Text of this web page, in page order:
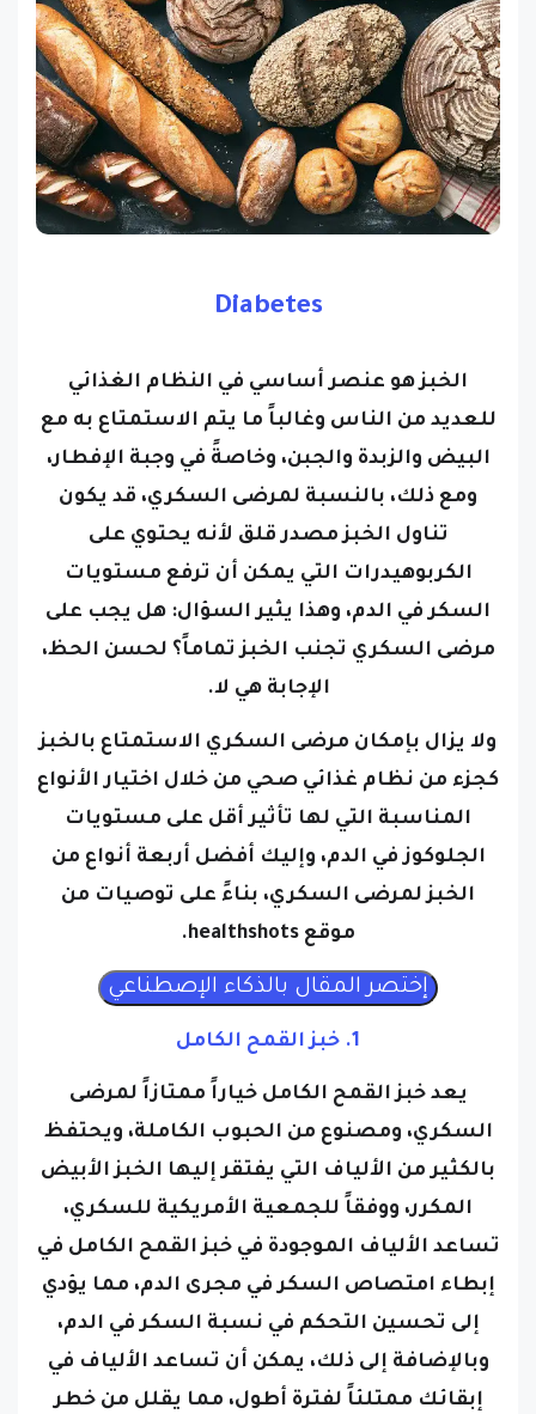
Diabetes
الخبز هو عنصر أساسي في النظام الغذائي
للعديد من الناس وغالباً ما يتم الاستمتاع به مع
البيض والزبدة والجبن، وخاصةً في وجبة الإفطار،
ومع ذلك، بالنسبة لمرضى السكري، قد يكون
تناول الخبز مصدر قلق لأنه يحتوي على
الكربوهيدرات التي يمكن أن ترفع مستويات
السكر في الدم، وهذا يثير السؤال: هل يجب على
مرضى السكري تجنب الخبز تماماً؟ لحسن الحظ،
الإجابة هي لا.
ولا يزال بإمكان مرضى السكري الاستمتاع بالخبز
كجزء من نظام غذائي صحي من خلال اختيار الأنواع
المناسبة التي لها تأثير أقل على مستويات
الجلوكوز في الدم، وإليك أفضل أربعة أنواع من
الخبز لمرضى السكري، بناءً على توصيات من
موقع healthshots.
1. خبز القمح الكامل
يعد خبز القمح الكامل خياراً ممتازاً لمرضى
السكري، ومصنوع من الحبوب الكاملة، ويحتفظ
بالكثير من الألياف التي يفتقر إليها الخبز الأبيض
المكرر، ووفقاً للجمعية الأمريكية للسكري،
تساعد الألياف الموجودة في خبز القمح الكامل في
إبطاء امتصاص السكر في مجرى الدم، مما يؤدي
إلى تحسين التحكم في نسبة السكر في الدم،
وبالإضافة إلى ذلك، يمكن أن تساعد الألياف في
إبقائك ممتلئاً لفترة أطول، مما يقلل من خطر